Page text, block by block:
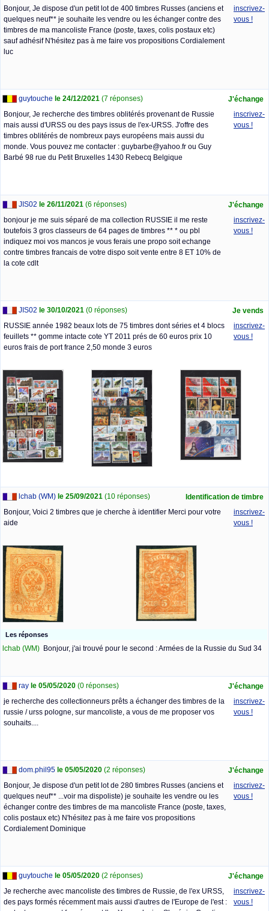
Bonjour, Je dispose d'un petit lot de 400 timbres Russes (anciens et
quelques neuf** je souhaite les vendre ou les échanger contre des
timbres de ma mancoliste France (poste, taxes, colis postaux etc)
sauf adhésif N'hésitez pas à me faire vos propositions Cordialement
luc
inscrivez-
vous !
guytouche le 24/12/2021 (7 réponses)
J'échange
Bonjour, Je recherche des timbres oblitérés provenant de Russie
mais aussi d'URSS ou des pays issus de l'ex-URSS. J'offre des
timbres oblitérés de nombreux pays européens mais aussi du
monde. Vous pouvez me contacter : guybarbe@yahoo.fr ou Guy
Barbé 98 rue du Petit Bruxelles 1430 Rebecq Belgique
inscrivez-
vous !
JIS02 le 26/11/2021 (6 réponses)
J'échange
bonjour je me suis séparé de ma collection RUSSIE il me reste
toutefois 3 gros classeurs de 64 pages de timbres ** * ou pbl
indiquez moi vos mancos je vous ferais une propo soit echange
contre timbres francais de votre dispo soit vente entre 8 ET 10% de
la cote cdlt
inscrivez-
vous !
JIS02 le 30/10/2021 (0 réponses)
Je vends
RUSSIE année 1982 beaux lots de 75 timbres dont séries et 4 blocs
feuillets ** gomme intacte cote YT 2011 prés de 60 euros prix 10
euros frais de port france 2,50 monde 3 euros
inscrivez-
vous !
lchab (WM) le 25/09/2021 (10 réponses)
Identification de timbre
Bonjour, Voici 2 timbres que je cherche à identifier Merci pour votre
aide
inscrivez-
vous !
Les réponses
lchab (WM) Bonjour, j'ai trouvé pour le second : Armées de la Russie du Sud 34
ray le 05/05/2020 (0 réponses)
J'échange
je recherche des collectionneurs prêts a échanger des timbres de la
russie / urss pologne, sur mancoliste, a vous de me proposer vos
souhaits....
inscrivez-
vous !
dom.phil95 le 05/05/2020 (2 réponses)
J'échange
Bonjour, Je dispose d'un petit lot de 280 timbres Russes (anciens et
quelques neuf** ...voir ma dispoliste) je souhaite les vendre ou les
échanger contre des timbres de ma mancoliste France (poste, taxes,
colis postaux etc) N'hésitez pas à me faire vos propositions
Cordialement Dominique
inscrivez-
vous !
guytouche le 05/05/2020 (2 réponses)
J'échange
Je recherche avec mancoliste des timbres de Russie, de l'ex URSS,
des pays formés récemment mais aussi d'autres de l'Europe de l'est :
inscrivez-
vous !